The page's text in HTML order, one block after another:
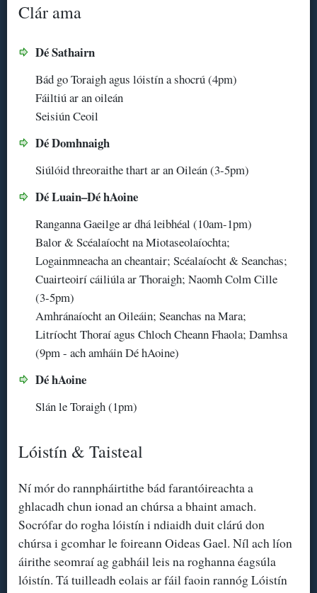
Clár ama
Dé Sathairn
Bád go Toraigh agus lóistín a shocrú (4pm)
Fáiltiú ar an oileán
Seisiún Ceoil
Dé Domhnaigh
Siúlóid threoraithe thart ar an Oileán (3-5pm)
Dé Luain–Dé hAoine
Ranganna Gaeilge ar dhá leibhéal (10am-1pm)
Balor & Scéalaíocht na Miotaseolaíochta;
Logainmneacha an cheantair; Scéalaíocht & Seanchas;
Cuairteoirí cáiliúla ar Thoraigh; Naomh Colm Cille
(3-5pm)
Amhránaíocht an Oileáin; Seanchas na Mara;
Litríocht Thoraí agus Chloch Cheann Fhaola; Damhsa
(9pm - ach amháin Dé hAoine)
Dé hAoine
Slán le Toraigh (1pm)
Lóistín & Taisteal
Ní mór do rannpháirtithe bád farantóireachta a
ghlacadh chun ionad an chúrsa a bhaint amach.
Socrófar do rogha lóistín i ndiaidh duit clárú don
chúrsa i gcomhar le foireann Oideas Gael. Níl ach líon
áirithe seomraí ag gabháil leis na roghanna éagsúla
lóistín. Tá tuilleadh eolais ar fáil faoin rannóg Lóistín